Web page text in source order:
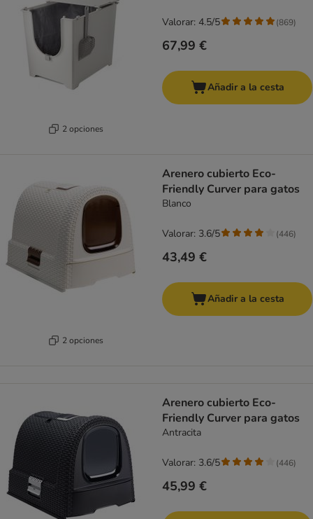
2 opciones
67,99 €
Valorar: 4.5/5 (869)
Añadir a la cesta
2 opciones
Arenero cubierto Eco-
Friendly Curver para gatos
Blanco
43,49 €
Valorar: 3.6/5 (446)
Añadir a la cesta
Arenero cubierto Eco-
Friendly Curver para gatos
Antracita
45,99 €
Valorar: 3.6/5 (446)